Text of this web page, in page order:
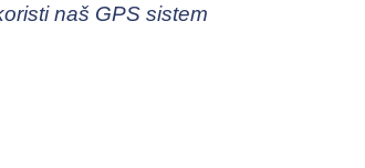
naš GPS sistem